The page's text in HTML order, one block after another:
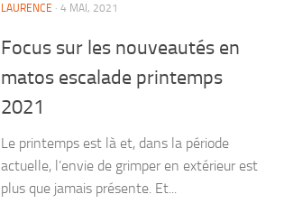
LAURENCE · 4 MAI, 2021
Focus sur les nouveautés en
matos escalade printemps
2021
Le printemps est là et, dans la période
actuelle, l’envie de grimper en extérieur est
plus que jamais présente. Et...